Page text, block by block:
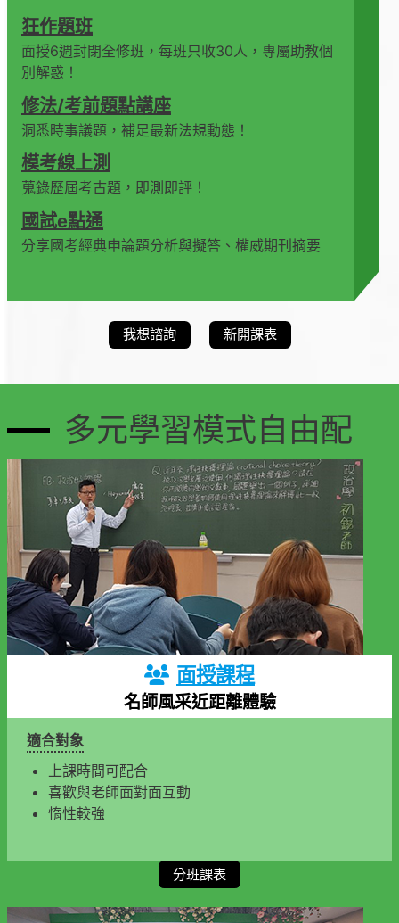
狂作題班
面授6週封閉全修班，每班只收30人，專屬助教個
別解惑！
修法/考前題點講座
洞悉時事議題，補足最新法規動態！
模考線上測
蒐錄歷屆考古題，即測即評！
國試e點通
分享國考經典申論題分析與擬答、權威期刊摘要
我想諮詢 新開課表
多元學習模式自由配
面授課程
名師風采近距離體驗
適合對象
上課時間可配合
喜歡與老師面對面互動
惰性較強
分班課表